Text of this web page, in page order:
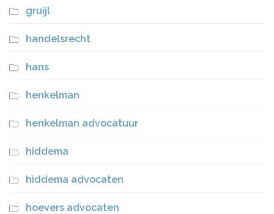
gruijl
handelsrecht
hans
henkelman
henkelman advocatuur
hiddema
hiddema advocaten
hoevers advocaten